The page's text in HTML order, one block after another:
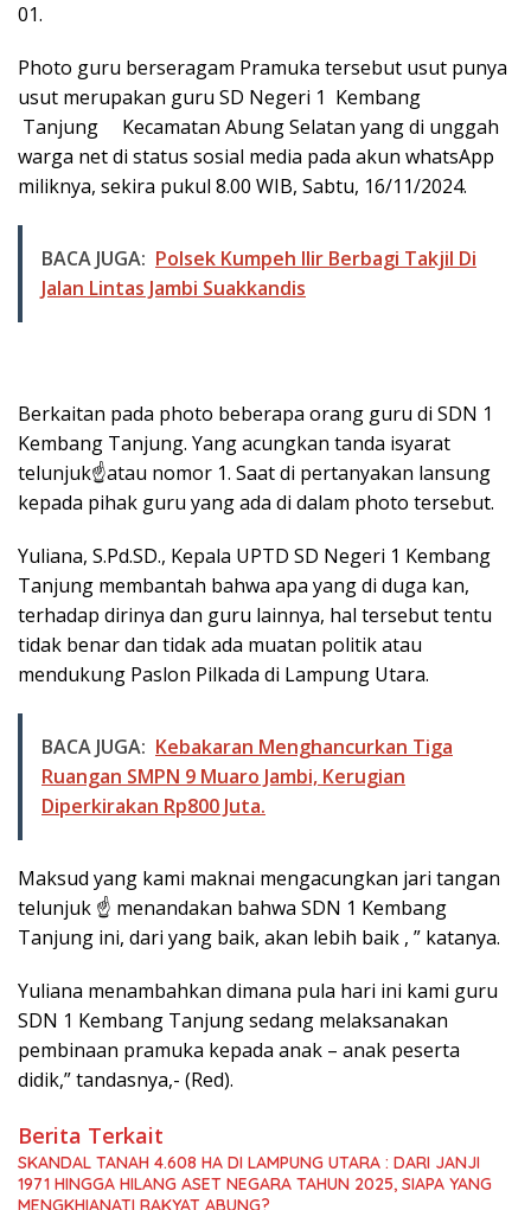
01.
Photo guru berseragam Pramuka tersebut usut punya
usut merupakan guru SD Negeri 1 Kembang
Tanjung Kecamatan Abung Selatan yang di unggah
warga net di status sosial media pada akun whatsApp
miliknya, sekira pukul 8.00 WIB, Sabtu, 16/11/2024.
BACA JUGA: Polsek Kumpeh Ilir Berbagi Takjil Di
Jalan Lintas Jambi Suakkandis
Berkaitan pada photo beberapa orang guru di SDN 1
Kembang Tanjung. Yang acungkan tanda isyarat
telunjuk☝️atau nomor 1. Saat di pertanyakan lansung
kepada pihak guru yang ada di dalam photo tersebut.
Yuliana, S.Pd.SD., Kepala UPTD SD Negeri 1 Kembang
Tanjung membantah bahwa apa yang di duga kan,
terhadap dirinya dan guru lainnya, hal tersebut tentu
tidak benar dan tidak ada muatan politik atau
mendukung Paslon Pilkada di Lampung Utara.
BACA JUGA: Kebakaran Menghancurkan Tiga
Ruangan SMPN 9 Muaro Jambi, Kerugian
Diperkirakan Rp800 Juta.
Maksud yang kami maknai mengacungkan jari tangan
telunjuk ☝️ menandakan bahwa SDN 1 Kembang
Tanjung ini, dari yang baik, akan lebih baik , ” katanya.
Yuliana menambahkan dimana pula hari ini kami guru
SDN 1 Kembang Tanjung sedang melaksanakan
pembinaan pramuka kepada anak – anak peserta
didik,” tandasnya,- (Red).
Berita Terkait
SKANDAL TANAH 4.608 HA DI LAMPUNG UTARA : DARI JANJI
1971 HINGGA HILANG ASET NEGARA TAHUN 2025, SIAPA YANG